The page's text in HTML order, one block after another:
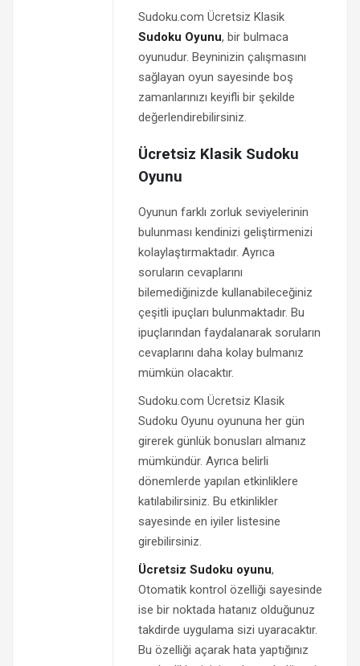
Sudoku.com Ücretsiz Klasik
Sudoku Oyunu, bir bulmaca
oyunudur. Beyninizin çalışmasını
sağlayan oyun sayesinde boş
zamanlarınızı keyifli bir şekilde
değerlendirebilirsiniz.
Ücretsiz Klasik Sudoku
Oyunu
Oyunun farklı zorluk seviyelerinin
bulunması kendinizi geliştirmenizi
kolaylaştırmaktadır. Ayrıca
soruların cevaplarını
bilemediğinizde kullanabileceğiniz
çeşitli ipuçları bulunmaktadır. Bu
ipuçlarından faydalanarak soruların
cevaplarını daha kolay bulmanız
mümkün olacaktır.
Sudoku.com Ücretsiz Klasik
Sudoku Oyunu oyununa her gün
girerek günlük bonusları almanız
mümkündür. Ayrıca belirli
dönemlerde yapılan etkinliklere
katılabilirsiniz. Bu etkinlikler
sayesinde en iyiler listesine
girebilirsiniz.
Ücretsiz Sudoku oyunu,
Otomatik kontrol özelliği sayesinde
ise bir noktada hatanız olduğunuz
takdirde uygulama sizi uyaracaktır.
Bu özelliği açarak hata yaptığınız